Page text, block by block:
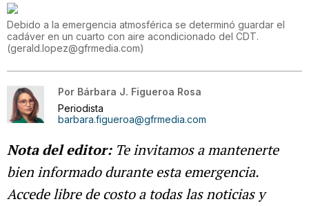
Debido a la emergencia atmosférica se determinó guardar el
cadáver en un cuarto con aire acondicionado del CDT.
(gerald.lopez@gfrmedia.com)
Por Bárbara J. Figueroa Rosa
Periodista
barbara.figueroa@gfrmedia.com
Nota del editor: Te invitamos a mantenerte
bien informado durante esta emergencia.
Accede libre de costo a todas las noticias y